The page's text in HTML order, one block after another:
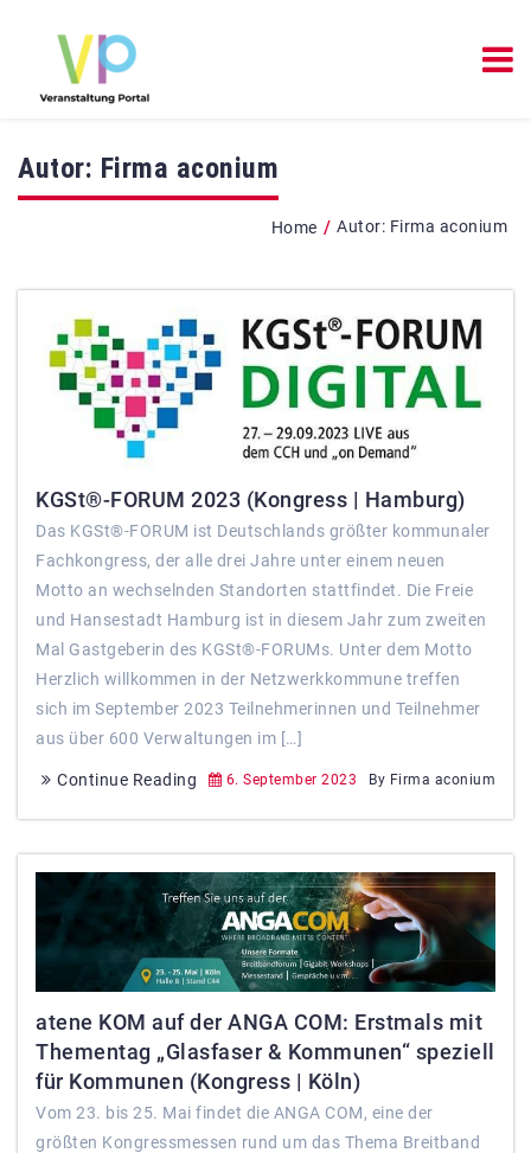
Autor: Firma aconium
Home / Autor: Firma aconium
KGSt®-FORUM 2023 (Kongress | Hamburg)
Das KGSt®-FORUM ist Deutschlands größter kommunaler
Fachkongress, der alle drei Jahre unter einem neuen
Motto an wechselnden Standorten stattfindet. Die Freie
und Hansestadt Hamburg ist in diesem Jahr zum zweiten
Mal Gastgeberin des KGSt®-FORUMs. Unter dem Motto
Herzlich willkommen in der Netzwerkkommune treffen
sich im September 2023 Teilnehmerinnen und Teilnehmer
aus über 600 Verwaltungen im […]
Continue Reading 6. September 2023 By Firma aconium
atene KOM auf der ANGA COM: Erstmals mit
Thementag „Glasfaser & Kommunen“ speziell
für Kommunen (Kongress | Köln)
Vom 23. bis 25. Mai findet die ANGA COM, eine der
größten Kongressmessen rund um das Thema Breitband